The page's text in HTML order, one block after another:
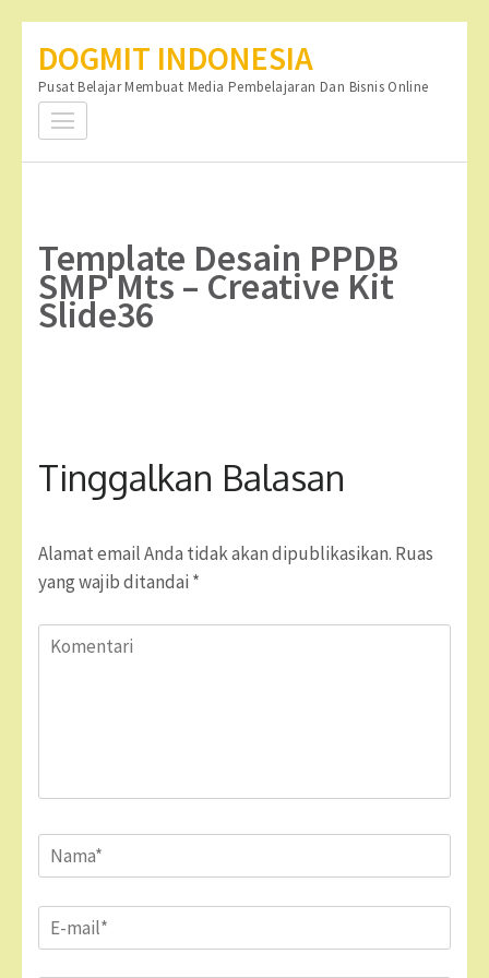
konten
(Tekan
DOGMIT INDONESIA
Pusat Belajar Membuat Media Pembelajaran Dan Bisnis Online
Template Desain PPDB
SMP Mts – Creative Kit
Slide36
Tinggalkan Balasan
Alamat email Anda tidak akan dipublikasikan. Ruas
yang wajib ditandai *
Komentari
Name*
Email*